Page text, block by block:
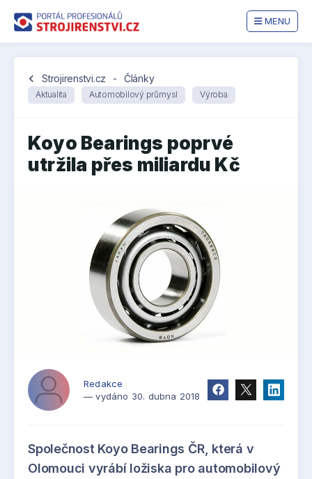
MENU
chevron_left Strojirenstvi.cz - Články
Aktualita Automobilový průmysl Výroba
Koyo Bearings poprvé
utržila přes miliardu Kč
Redakce
— vydáno 30. dubna 2018
Společnost Koyo Bearings ČR, která v
Olomouci vyrábí ložiska pro automobilový